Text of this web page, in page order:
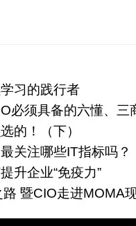
习的践行者
必须具备的六懂、三
的！（下）
关注哪些IT指标吗？
升企业“免疫力”
暨CIO走进MOMA